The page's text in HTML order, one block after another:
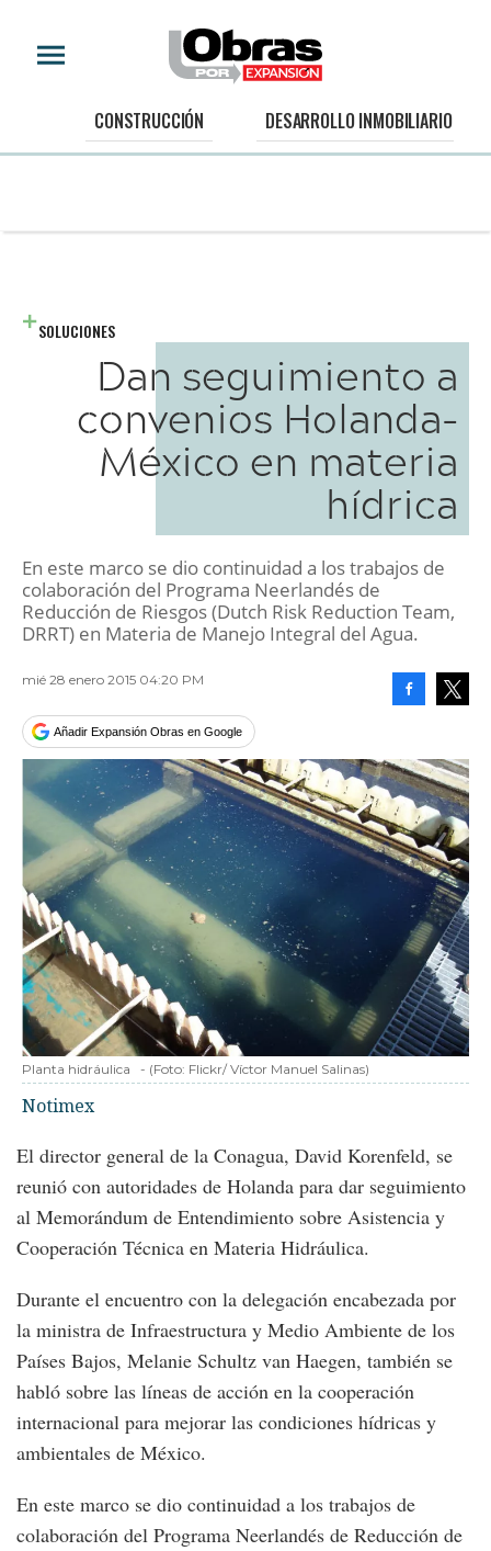
CONSTRUCCIÓN DESARROLLO INMOBILIARIO
SOLUCIONES
Dan seguimiento a
convenios Holanda-
México en materia
hídrica
En este marco se dio continuidad a los trabajos de
colaboración del Programa Neerlandés de
Reducción de Riesgos (Dutch Risk Reduction Team,
DRRT) en Materia de Manejo Integral del Agua.
mié 28 enero 2015 04:20 PM
Añadir Expansión Obras en Google
Planta hidráulica - (Foto: Flickr/ Víctor Manuel Salinas)
Notimex
El director general de la Conagua, David Korenfeld, se
reunió con autoridades de Holanda para dar seguimiento
al Memorándum de Entendimiento sobre Asistencia y
Cooperación Técnica en Materia Hidráulica.
Durante el encuentro con la delegación encabezada por
la ministra de Infraestructura y Medio Ambiente de los
Países Bajos, Melanie Schultz van Haegen, también se
habló sobre las líneas de acción en la cooperación
internacional para mejorar las condiciones hídricas y
ambientales de México.
En este marco se dio continuidad a los trabajos de
colaboración del Programa Neerlandés de Reducción de